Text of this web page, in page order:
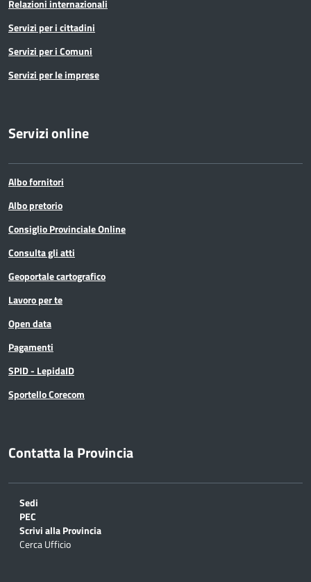
Relazioni internazionali
Servizi per i cittadini
Servizi per i Comuni
Servizi per le imprese
Servizi online
Albo fornitori
Albo pretorio
Consiglio Provinciale Online
Consulta gli atti
Geoportale cartografico
Lavoro per te
Open data
Pagamenti
SPID - LepidaID
Sportello Corecom
Contatta la Provincia
Sedi
PEC
Scrivi alla Provincia
Cerca Ufficio